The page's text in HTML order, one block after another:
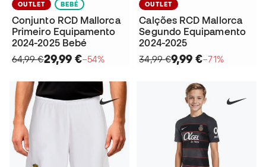
OUTLET BEBÉ
Conjunto RCD Mallorca
Primeiro Equipamento
2024-2025 Bebé
64,99 €29,99 €−54%
OUTLET
Calções RCD Mallorca
Segundo Equipamento
2024-2025
34,99 €9,99 €−71%